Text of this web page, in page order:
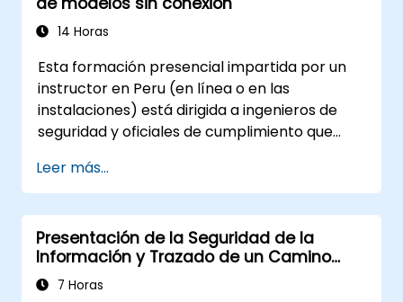
14 Horas
Esta formación presencial impartida por un
instructor en Peru (en línea o en las
instalaciones) está dirigida a ingenieros de
seguridad y oficiales de cumplimiento que
controlar el acceso a modelos y gobernar las
cargas de trabajo de inteligencia artificial que
operan completamente in situ.
Leer más...
Presentación de la Seguridad de la
Información y Trazado de un Camino
Profesional
7 Horas